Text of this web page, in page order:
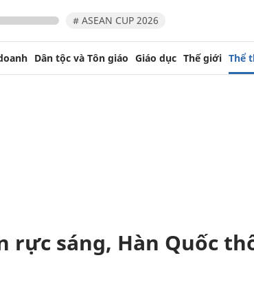
# ASEAN CUP 2026
Dân tộc và Tôn giáo Giáo dục Thế giới Thể
rực sáng, Hàn Quốc